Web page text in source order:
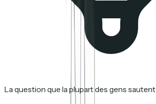
La question que la plupart des gens sautent